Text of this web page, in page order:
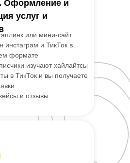
или мини-сайт
и ТикТок в
формате
изучают хайлайтсы
в ТикТок и вы получаете
и отзывы
Оформление и
услуг и